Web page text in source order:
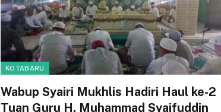
KOTABARU
Wabup Syairi Mukhlis Hadiri Haul ke-2
Tuan Guru H. Muhammad Syaifuddin